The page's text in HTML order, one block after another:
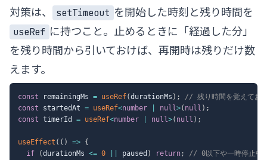
対策は、
setTimeout を開始した時刻と残り時間を
useRef に持つこと。止めるときに「経過した分」
を残り時間から引いておけば、再開時は残りだけ数
えます。
const remainingMs = useRef(durationMs ) ;
// 残り時間を覚えてお
const startedAt = useRef<number null>( null ) ;
const timerId = useRef<number null>( null ) ;
useEffect ( ( ) => {
if
(durationMs <= 0 paused ) return; // 0以下や一時停止中